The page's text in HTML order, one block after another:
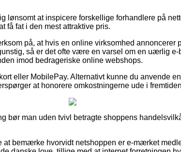
lønsomt at inspicere forskellige forhandlere på
få fat i den mest attraktive pris.
på, at hvis en online virksomhed annoncerer
så er det ofte være en varsel om en uærlig e-
imod bedrageriske online webshops.
eller MobilePay. Alternativt kunne du anvende
at honorere omkostningerne ude i
bør man uden tvivl betragte shoppens
at bemærke hvorvidt netshoppen er e-mærket